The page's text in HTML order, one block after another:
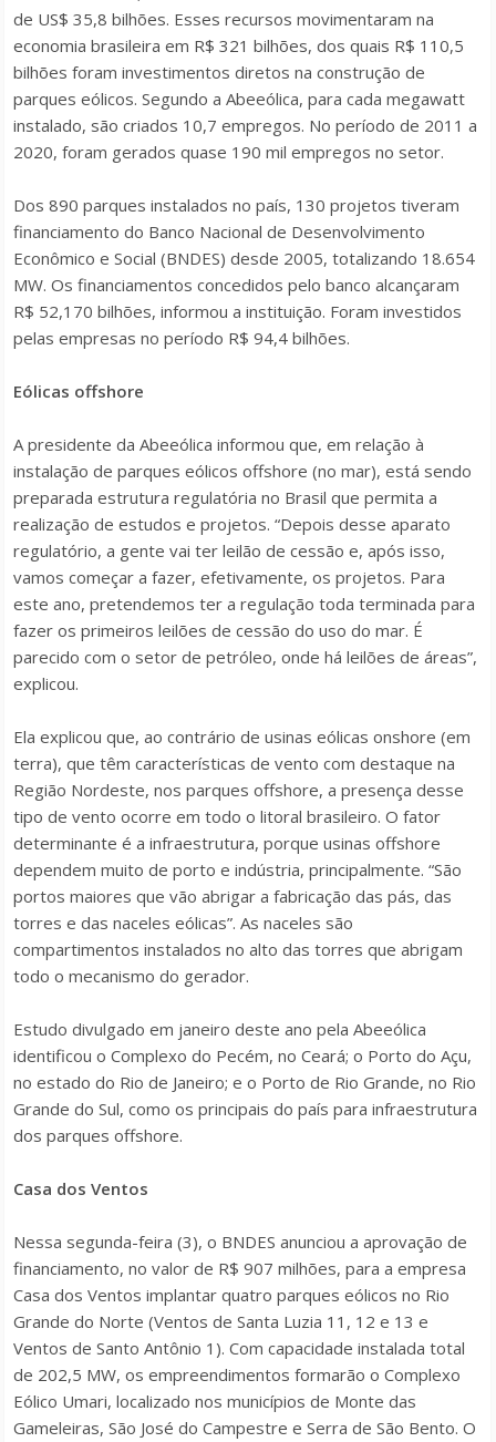
de US$ 35,8 bilhões. Esses recursos movimentaram na
economia brasileira em R$ 321 bilhões, dos quais R$ 110,5
bilhões foram investimentos diretos na construção de
parques eólicos. Segundo a Abeeólica, para cada megawatt
instalado, são criados 10,7 empregos. No período de 2011 a
2020, foram gerados quase 190 mil empregos no setor.
Dos 890 parques instalados no país, 130 projetos tiveram
financiamento do Banco Nacional de Desenvolvimento
Econômico e Social (BNDES) desde 2005, totalizando 18.654
MW. Os financiamentos concedidos pelo banco alcançaram
R$ 52,170 bilhões, informou a instituição. Foram investidos
pelas empresas no período R$ 94,4 bilhões.
Eólicas offshore
A presidente da Abeeólica informou que, em relação à
instalação de parques eólicos offshore (no mar), está sendo
preparada estrutura regulatória no Brasil que permita a
realização de estudos e projetos. “Depois desse aparato
regulatório, a gente vai ter leilão de cessão e, após isso,
vamos começar a fazer, efetivamente, os projetos. Para
este ano, pretendemos ter a regulação toda terminada para
fazer os primeiros leilões de cessão do uso do mar. É
parecido com o setor de petróleo, onde há leilões de áreas”,
explicou.
Ela explicou que, ao contrário de usinas eólicas onshore (em
terra), que têm características de vento com destaque na
Região Nordeste, nos parques offshore, a presença desse
tipo de vento ocorre em todo o litoral brasileiro. O fator
determinante é a infraestrutura, porque usinas offshore
dependem muito de porto e indústria, principalmente. “São
portos maiores que vão abrigar a fabricação das pás, das
torres e das naceles eólicas”. As naceles são
compartimentos instalados no alto das torres que abrigam
todo o mecanismo do gerador.
Estudo divulgado em janeiro deste ano pela Abeeólica
identificou o Complexo do Pecém, no Ceará; o Porto do Açu,
no estado do Rio de Janeiro; e o Porto de Rio Grande, no Rio
Grande do Sul, como os principais do país para infraestrutura
dos parques offshore.
Casa dos Ventos
Nessa segunda-feira (3), o BNDES anunciou a aprovação de
financiamento, no valor de R$ 907 milhões, para a empresa
Casa dos Ventos implantar quatro parques eólicos no Rio
Grande do Norte (Ventos de Santa Luzia 11, 12 e 13 e
Ventos de Santo Antônio 1). Com capacidade instalada total
de 202,5 MW, os empreendimentos formarão o Complexo
Eólico Umari, localizado nos municípios de Monte das
Gameleiras, São José do Campestre e Serra de São Bento. O